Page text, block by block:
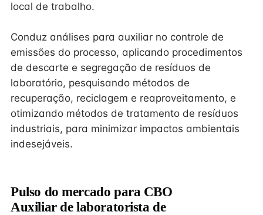
local de trabalho.
Conduz análises para auxiliar no controle de
emissões do processo, aplicando procedimentos
de descarte e segregação de resíduos de
laboratório, pesquisando métodos de
recuperação, reciclagem e reaproveitamento, e
otimizando métodos de tratamento de resíduos
industriais, para minimizar impactos ambientais
indesejáveis.
Pulso do mercado para CBO
Auxiliar de laboratorista de